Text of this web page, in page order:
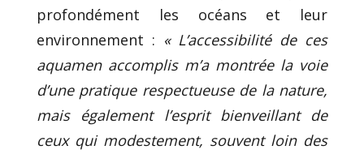
profondément les océans et leur
environnement : « L’accessibilité de ces
aquamen accomplis m’a montrée la voie
d’une pratique respectueuse de la nature,
mais également l’esprit bienveillant de
ceux qui modestement, souvent loin des